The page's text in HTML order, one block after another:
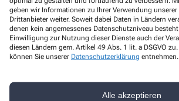
geben wir Informationen zu Ihrer Verwendung unserer
Drittanbieter weiter. Soweit dabei Daten in Ländern
denen kein angemessenes Datenschutzniveau
Einwilligung zur Nutzung dieser Dienste auch der
diesen Ländern gem. Artikel 49 Abs. 1 lit. a DSGVO
können Sie unserer Datenschutzerklärung entnehmen.
Alle akzeptieren
Website:https://www.ds-services.de
Weitere Hinweise
Streitschlichtung
Wir sind weder verpflichtet noch bereit, an
teilzunehmen.